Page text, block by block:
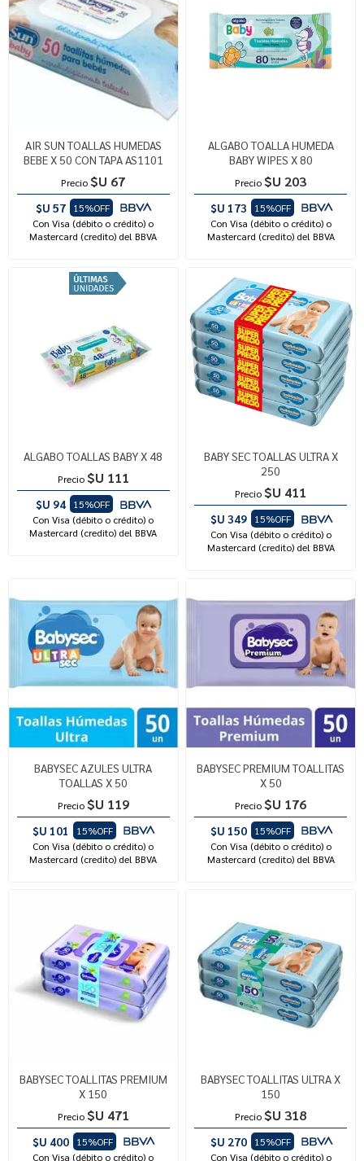
AIR SUN TOALLAS HUMEDAS
BEBE X 50 CON TAPA AS1101
Precio $U 67
$U 57
15%OFF
Con Visa (débito o crédito) o
Mastercard (credito) del BBVA
ALGABO TOALLA HUMEDA
BABY WIPES X 80
Precio $U 203
$U 173
15%OFF
Con Visa (débito o crédito) o
Mastercard (credito) del BBVA
ALGABO TOALLAS BABY X 48
Precio $U 111
$U 94
15%OFF
Con Visa (débito o crédito) o
Mastercard (credito) del BBVA
BABY SEC TOALLAS ULTRA X
250
Precio $U 411
$U 349
15%OFF
Con Visa (débito o crédito) o
Mastercard (credito) del BBVA
BABYSEC AZULES ULTRA
TOALLAS X 50
Precio $U 119
$U 101
15%OFF
Con Visa (débito o crédito) o
Mastercard (credito) del BBVA
BABYSEC PREMIUM TOALLITAS
X 50
Precio $U 176
$U 150
15%OFF
Con Visa (débito o crédito) o
Mastercard (credito) del BBVA
BABYSEC TOALLITAS PREMIUM
X 150
Precio $U 471
$U 400
15%OFF
Con Visa (débito o crédito) o
BABYSEC TOALLITAS ULTRA X
150
Precio $U 318
$U 270
15%OFF
Con Visa (débito o crédito) o